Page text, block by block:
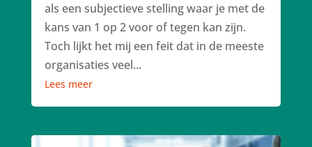
als een subjectieve stelling waar je met de
kans van 1 op 2 voor of tegen kan zijn.
Toch lijkt het mij een feit dat in de meeste
organisaties veel...
Lees meer